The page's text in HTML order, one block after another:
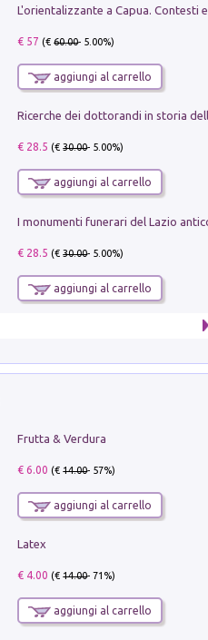
€ 57 (€60.00- 5.00%)
aggiungi al carrello
€ 28.5 (€30.00- 5.00%)
aggiungi al carrello
€ 28.5 (€30.00- 5.00%)
aggiungi al carrello
Frutta & Verdura
€ 6.00 (€14.00- 57%)
aggiungi al carrello
Latex
€ 4.00 (€14.00- 71%)
aggiungi al carrello